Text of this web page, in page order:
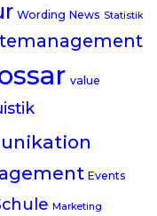
Wording News Statistik
value
Events
Marketing